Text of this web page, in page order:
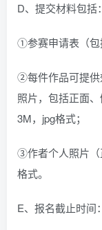
D、提交材料包括：
①参赛申请表（包
②每件作品可提供
照片，包括正面
3M，jpg格式；
③作者个人照片（
格式。
E、报名截止时间